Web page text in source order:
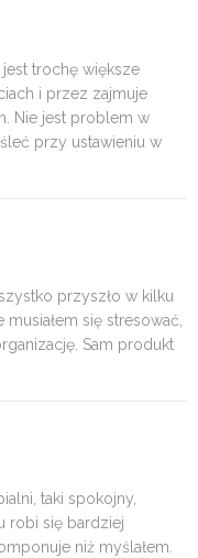
jest trochę większe
i przez zajmuje
Nie jest problem w
przy ustawieniu w
przyszło w kilku
się stresować,
Sam produkt
taki spokojny,
robi się bardziej
niż myślałem.